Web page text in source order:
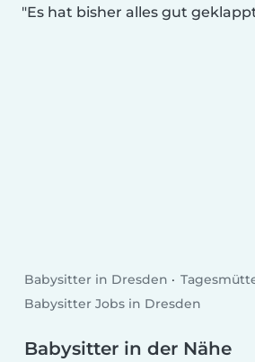
Es hat bisher alles gut
Babysitter in Dresden
Babysitter Jobs in Dresden
Babysitter in der Nähe